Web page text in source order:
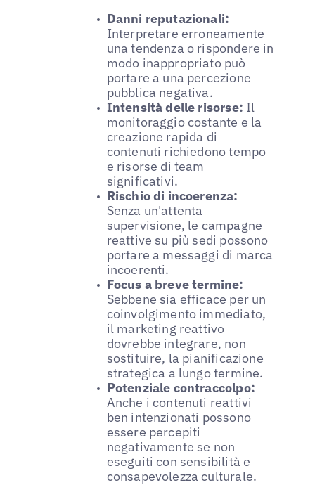
Danni reputazionali:
Interpretare erroneamente
una tendenza o rispondere in
modo inappropriato può
portare a una percezione
pubblica negativa.
Intensità delle risorse: Il
monitoraggio costante e la
creazione rapida di
contenuti richiedono tempo
e risorse di team
significativi.
Rischio di incoerenza:
Senza un'attenta
supervisione, le campagne
reattive su più sedi possono
portare a messaggi di marca
incoerenti.
Focus a breve termine:
Sebbene sia efficace per un
coinvolgimento immediato,
il marketing reattivo
dovrebbe integrare, non
sostituire, la pianificazione
strategica a lungo termine.
Potenziale contraccolpo:
Anche i contenuti reattivi
ben intenzionati possono
essere percepiti
negativamente se non
eseguiti con sensibilità e
consapevolezza culturale.